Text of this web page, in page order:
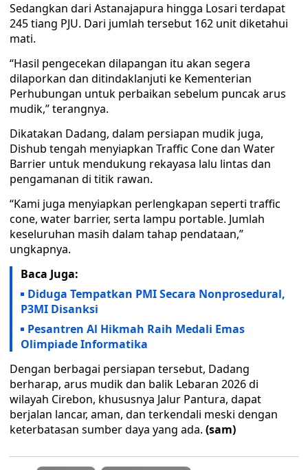
Sedangkan dari Astanajapura hingga Losari terdapat
245 tiang PJU. Dari jumlah tersebut 162 unit diketahui
mati.
“Hasil pengecekan dilapangan itu akan segera
dilaporkan dan ditindaklanjuti ke Kementerian
Perhubungan untuk perbaikan sebelum puncak arus
mudik,” terangnya.
Dikatakan Dadang, dalam persiapan mudik juga,
Dishub tengah menyiapkan Traffic Cone dan Water
Barrier untuk mendukung rekayasa lalu lintas dan
pengamanan di titik rawan.
“Kami juga menyiapkan perlengkapan seperti traffic
cone, water barrier, serta lampu portable. Jumlah
keseluruhan masih dalam tahap pendataan,”
ungkapnya.
Baca Juga:
Diduga Tempatkan PMI Secara Nonprosedural,
P3MI Disanksi
Pesantren Al Hikmah Raih Medali Emas
Olimpiade Informatika
Dengan berbagai persiapan tersebut, Dadang
berharap, arus mudik dan balik Lebaran 2026 di
wilayah Cirebon, khususnya Jalur Pantura, dapat
berjalan lancar, aman, dan terkendali meski dengan
keterbatasan sumber daya yang ada. (sam)